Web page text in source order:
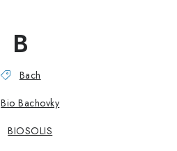
B
Bach
Bio Bachovky
BIOSOLIS